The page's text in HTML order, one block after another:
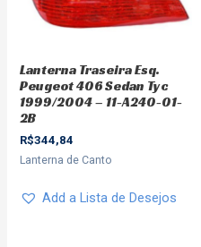
Lanterna Traseira Esq.
Peugeot 406 Sedan Tyc
1999/2004 – 11-A240-01-
2B
R$344,84
Lanterna de Canto
Add a Lista de Desejos